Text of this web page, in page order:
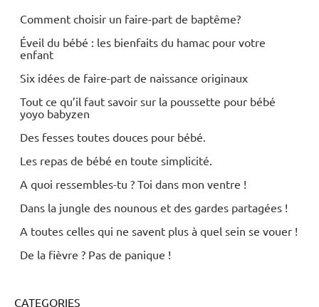
Comment choisir un faire-part de baptême?
Éveil du bébé : les bienfaits du hamac pour votre
enfant
Six idées de faire-part de naissance originaux
Tout ce qu’il faut savoir sur la poussette pour bébé
yoyo babyzen
Des fesses toutes douces pour bébé.
Les repas de bébé en toute simplicité.
A quoi ressembles-tu ? Toi dans mon ventre !
Dans la jungle des nounous et des gardes partagées !
A toutes celles qui ne savent plus à quel sein se vouer !
De la fièvre ? Pas de panique !
CATEGORIES